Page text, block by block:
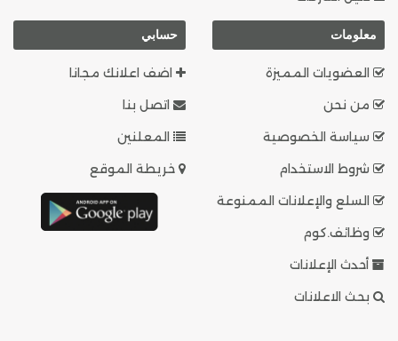
معلومات
العضويات المميزة
من نحن
سياسة الخصوصية
شروط الاستخدام
السلع والإعلانات الممنوعة
وظائف.كوم
أحدث الإعلانات
بحث الاعلانات
حسابي
اضف اعلانك مجانا
اتصل بنا
المعلنين
خريطة الموقع